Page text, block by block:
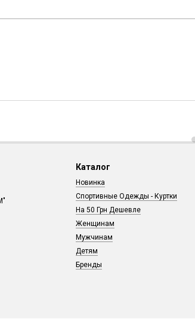
Каталог
Новинка
Спортивные Одежды - Куртки
На 50 Грн Дешевле
Женщинам
Мужчинам
Детям
Бренды